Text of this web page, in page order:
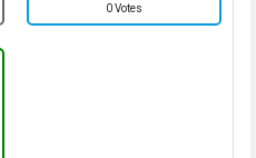
0 Votes